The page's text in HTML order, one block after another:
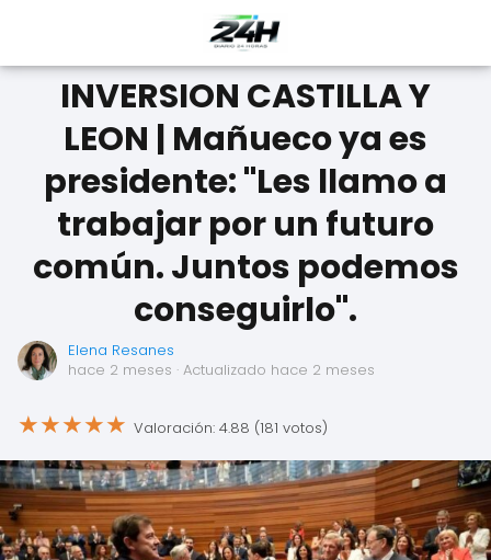
INVERSION CASTILLA Y
LEON | Mañueco ya es
presidente: "Les llamo a
trabajar por un futuro
común. Juntos podemos
conseguirlo".
Elena Resanes
hace 2 meses · Actualizado hace 2 meses
★★★★★ Valoración: 4.88 (181 votos)